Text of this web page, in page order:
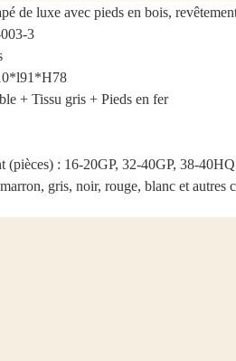
de luxe avec pieds en bois,
3
+ Tissu gris + Pieds en fer
(pièces) : 16-20GP, 32-40GP, 38-40HQ
gris, noir, rouge, blanc et autres